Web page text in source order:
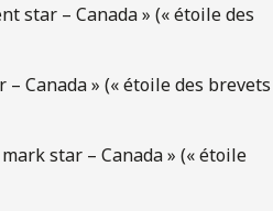
star – Canada » (« étoile des
Canada » (« étoile des brevets
star – Canada » (« étoile